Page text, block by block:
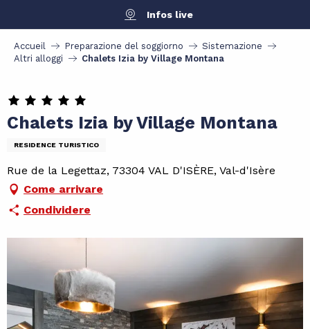
contenu
principal
Infos live
Accueil Preparazione del soggiorno
Sistemazione
Altri alloggi
Chalets Izia by Village Montana
Chalets Izia by Village Montana
RESIDENCE TURISTICO
Rue de la Legettaz, 73304 VAL D'ISÈRE, Val-d'Isère
Come arrivare
Condividere